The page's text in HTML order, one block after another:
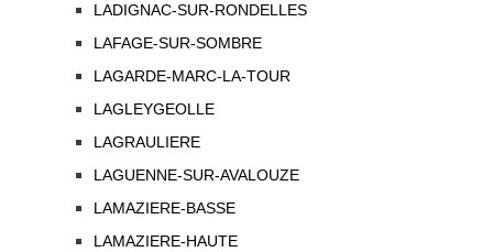
LADIGNAC-SUR-RONDELLES
LAFAGE-SUR-SOMBRE
LAGARDE-MARC-LA-TOUR
LAGLEYGEOLLE
LAGRAULIERE
LAGUENNE-SUR-AVALOUZE
LAMAZIERE-BASSE
LAMAZIERE-HAUTE